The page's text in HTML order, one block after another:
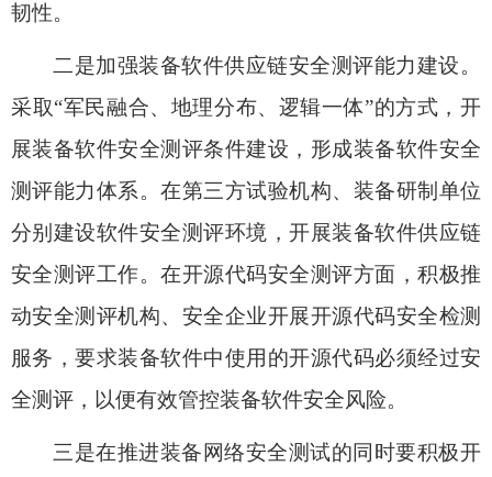
韧性。
二是加强装备软件供应链安全测评能力建设。
采取“军民融合、地理分布、逻辑一体”的方式，开
展装备软件安全测评条件建设，形成装备软件安全
测评能力体系。在第三方试验机构、装备研制单位
分别建设软件安全测评环境，开展装备软件供应链
安全测评工作。在开源代码安全测评方面，积极推
动安全测评机构、安全企业开展开源代码安全检测
服务，要求装备软件中使用的开源代码必须经过安
全测评，以便有效管控装备软件安全风险。
三是在推进装备网络安全测试的同时要积极开